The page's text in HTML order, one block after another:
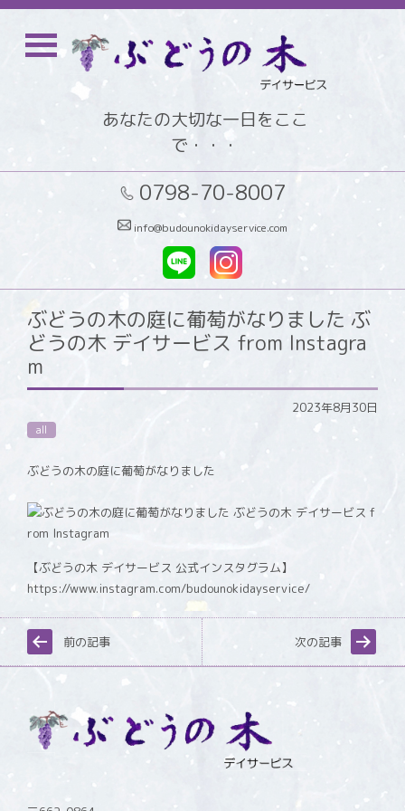
あなたの大切な一日をここ
で・・・
0798-70-8007
info@budounokidayservice.com
ぶどうの木の庭に葡萄がなりました ぶ
どうの木 デイサービス from Instagra
m
2023年8月30日
all
ぶどうの木の庭に葡萄がなりました
【ぶどうの木 デイサービス 公式インスタグラム】
https://www.instagram.com/budounokidayservice/
前の記事 次の記事